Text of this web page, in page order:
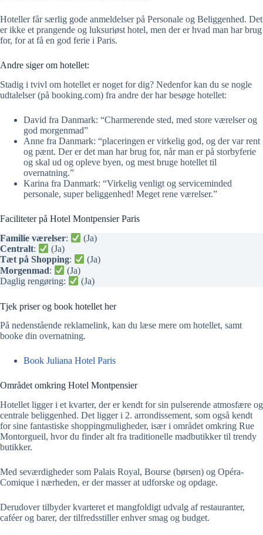
Hoteller får særlig gode anmeldelser på Personale og Beliggenhed. Det
er ikke et prangende og luksuriøst hotel, men der er hvad man har brug
for, for at få en god ferie i Paris.
Andre siger om hotellet:
Stadig i tvivl om hotellet er noget for dig? Nedenfor kan du se nogle
udtalelser (på booking.com) fra andre der har besøge hotellet:
David fra Danmark: “Charmerende sted, med store værelser og
god morgenmad”
Anne fra Danmark: “placeringen er virkelig god, og der var rent
og pænt. Der er det man har brug for, når man er på storbyferie
og skal ud og opleve byen, og mest bruge hotellet til
overnatning.”
Karina fra Danmark: “Virkelig venligt og serviceminded
personale, super beliggenhed! Meget rene værelser.”
Faciliteter på Hotel Montpensier Paris
Familie værelser:
(Ja)
Centralt:
(Ja)
Tæt på Shopping:
(Ja)
Morgenmad:
(Ja)
Daglig rengøring:
(Ja)
Tjek priser og book hotellet her
På nedenstående reklamelink, kan du læse mere om hotellet, samt
booke din overnatning.
Book Juliana Hotel Paris
Området omkring Hotel Montpensier
Hotellet ligger i et kvarter, der er kendt for sin pulserende atmosfære og
centrale beliggenhed. Det ligger i 2. arrondissement, som også kendt
for sine fantastiske shoppingmuligheder, især i området omkring Rue
Montorgueil, hvor du finder alt fra traditionelle madbutikker til trendy
butikker.
Med seværdigheder som Palais Royal, Bourse (børsen) og Opéra-
Comique i nærheden, er der masser at udforske og opdage.
Derudover tilbyder kvarteret et mangfoldigt udvalg af restauranter,
caféer og barer, der tilfredsstiller enhver smag og budget.